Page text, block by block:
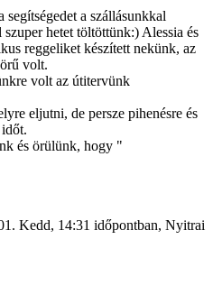
segítségedet a szállásunkkal
hetet töltöttünk:) Alessia és
reggeliket készített nekünk, az
volt.
volt az útitervünk
eljutni, de persze pihenésre és
és örülünk, hogy "
Kedd, 14:31 időpontban, Nyitrai